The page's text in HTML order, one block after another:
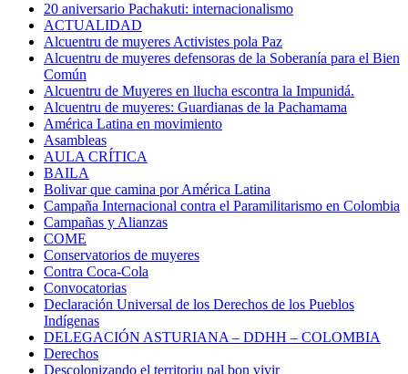
20 aniversario Pachakuti: internacionalismo
ACTUALIDAD
Alcuentru de muyeres Activistes pola Paz
Alcuentru de muyeres defensoras de la Soberanía para el Bien
Común
Alcuentru de Muyeres en llucha escontra la Impunidá.
Alcuentru de muyeres: Guardianas de la Pachamama
América Latina en movimiento
Asambleas
AULA CRÍTICA
BAILA
Bolivar que camina por América Latina
Campaña Internacional contra el Paramilitarismo en Colombia
Campañas y Alianzas
COME
Conservatorios de muyeres
Contra Coca-Cola
Convocatorias
Declaración Universal de los Derechos de los Pueblos
Indígenas
DELEGACIÓN ASTURIANA – DDHH – COLOMBIA
Derechos
Descolonizando el territoriu pal bon vivir